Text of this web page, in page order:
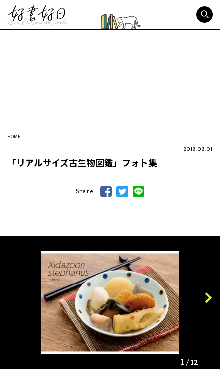
HOME
2018.08.01
「リアルサイズ古生物図鑑」フォト集
Share
Next
1 12